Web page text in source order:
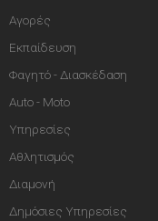
Αγορές
Εκπαίδευση
Φαγητό - Διασκέδαση
Auto - Moto
Υπηρεσίες
Αθλητισμός
Διαμονή
Δημόσιες Υπηρεσίες